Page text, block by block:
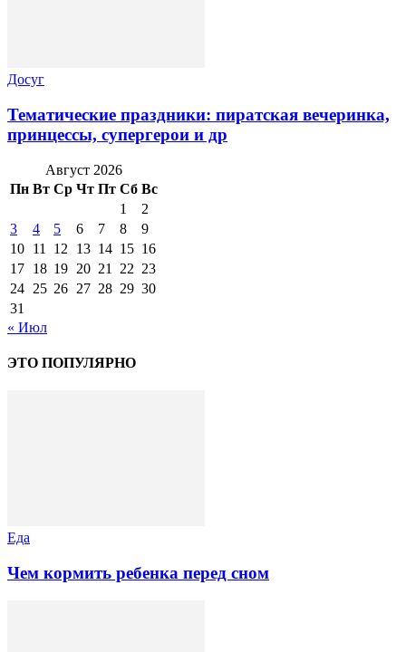
Досуг
Тематические праздники: пиратская вечеринка,
принцессы, супергерои и др
Август 2026
Пн Вт Ср Чт Пт Сб Вс
1
2
3
4 5 6 7 8
9
10 11 12 13 14 15 16
17 18 19 20 21 22 23
24 25 26 27 28 29 30
31
« Июл
ЭТО ПОПУЛЯРНО
Еда
Чем кормить ребенка перед сном